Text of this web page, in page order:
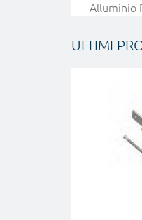
Alluminio
ULTIMI